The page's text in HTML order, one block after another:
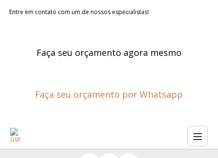
Entre em contato com um de nossos especialistas!
Faça seu orçamento agora mesmo
Faça seu orçamento por Whatsapp